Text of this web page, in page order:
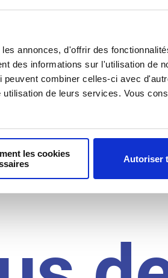
annonces, d'offrir des
des informations sur l'utilisation de
combiner celles-ci avec
de leurs services. Vous
les cookies
Autoriser